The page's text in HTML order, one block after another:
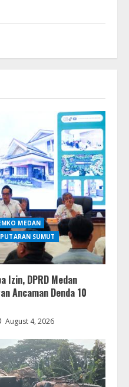
MEDAN
SUMUT
Izin, DPRD Medan
Ancaman Denda 10
August 4, 2026